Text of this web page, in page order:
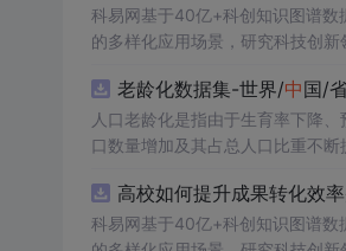
及研究生。; 使用场景及目
扰、流量调控对通信性能的影响；③推动
分子通信系统的实际挑战与优化方
科易网基于40亿+科创知识图谱数
的多样化应用场景，研究科技创
老龄化数据集-世界/中国/
人口老龄化是指由于生育率下降
口数量增加及其占总人口比重不断提高的长期过程 从统计衡量标准看，国际上通常采用60岁
发展关系的重要基础数据资源。系
高校如何提升成果转化效
科易网基于40亿+科创知识图谱数